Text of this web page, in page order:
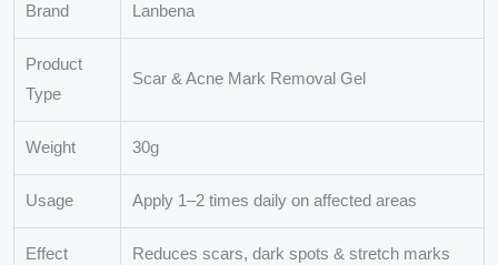
Brand Lanbena
Product
Type
Scar & Acne Mark Removal Gel
Weight 30g
Usage Apply 1–2 times daily on affected areas
Effect Reduces scars, dark spots & stretch marks